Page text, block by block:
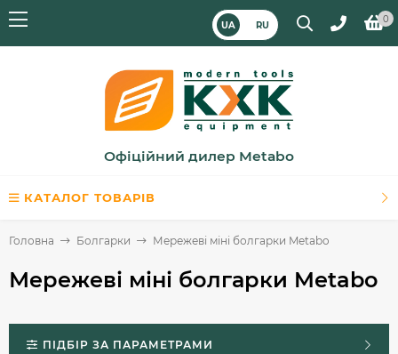
UA RU
0
Офіційний дилер Metabo
КАТАЛОГ ТОВАРІВ
Головна Болгарки Мережеві міні болгарки Metabo
Мережеві міні болгарки Metabo
ПІДБІР ЗА ПАРАМЕТРАМИ